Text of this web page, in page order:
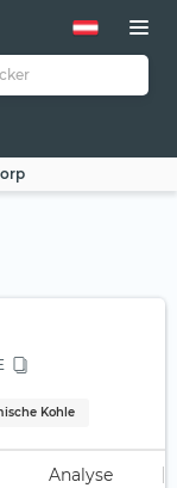
Kohle
Analyse